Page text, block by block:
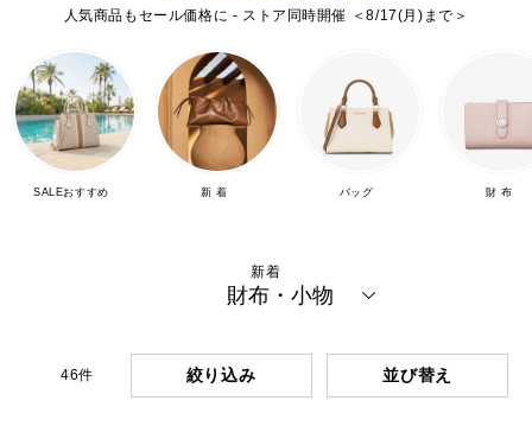
人気商品もセール価格に - ストア同時開催 ＜8/17(月)まで＞
SALEおすすめ 新 着 バッグ 財 布
新着
財布・小物
46件 絞り込み